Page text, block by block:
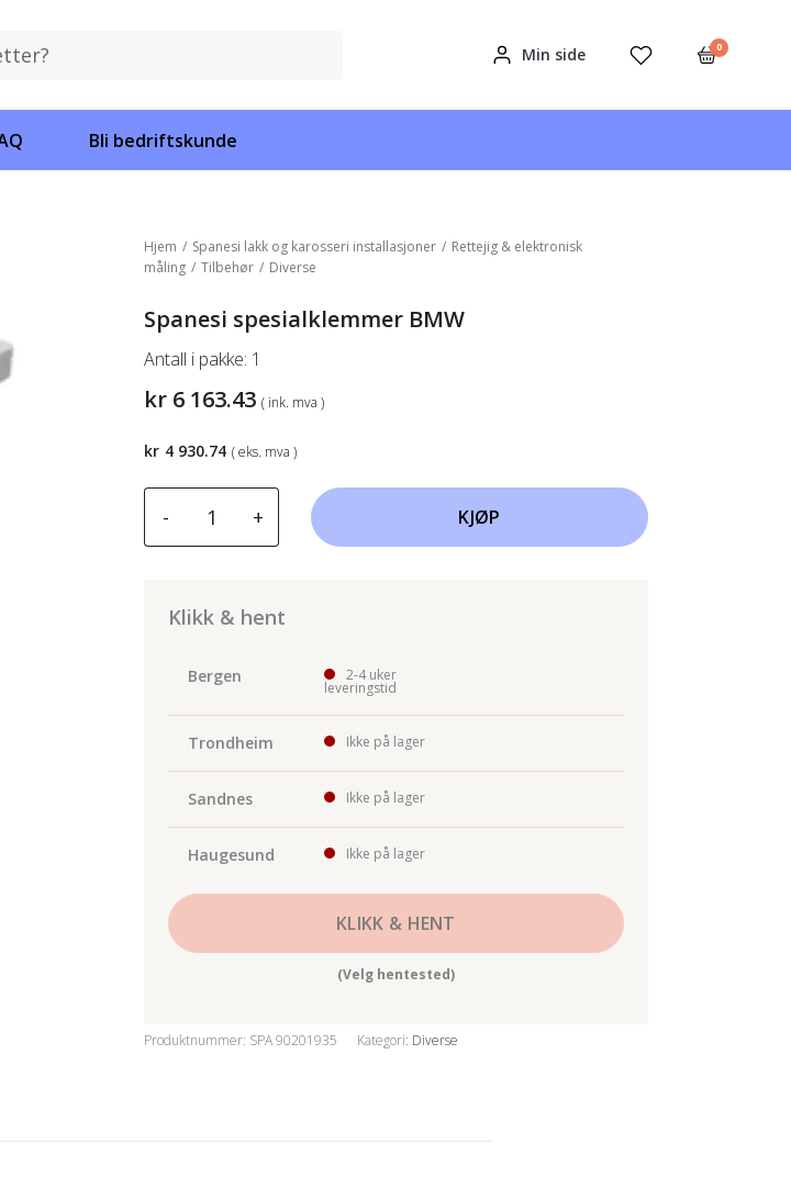
Min side 0
Bli bedriftskunde
Hjem / Spanesi lakk og karosseri installasjoner / Rettejig & elektronisk
måling / Tilbehør / Diverse
Spanesi spesialklemmer BMW
kr 6 163.43 ( ink. mva )
Antall i pakke: 1
-
spesialklemmer
BMW
+ KJØP
Klikk & hent
Bergen 2-4 uker
leveringstid
Trondheim Ikke på lager
Sandnes Ikke på lager
Haugesund Ikke på lager
KLIKK & HENT
(Velg hentested)
Produktnummer: SPA 90201935 Kategori: Diverse
kr 4 930.74 ( eks. mva )